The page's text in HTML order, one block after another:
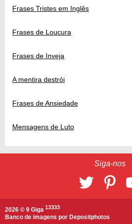
Frases Tristes em Inglês
Frases de Loucura
Frases de Inveja
A mentira destrói
Frases de Ansiedade
Mensagens de Luto
Siga-nos
2026 © 9 Giga 13333
Banco de imagens por Depositphotos